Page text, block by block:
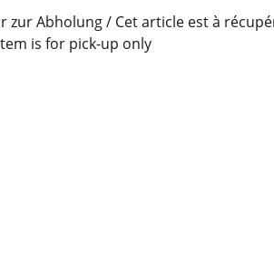
zur Abholung / Cet article est à
is for pick-up only